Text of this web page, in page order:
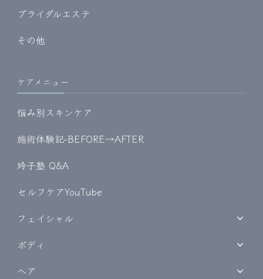
ブライダルエステ
その他
ケアメニュー
悩み別スキンケア
施術体験記-BEFORE→AFTER
玲子塾 Q&A
セルフケアYouTube
フェイシャル
ボディ
ヘア